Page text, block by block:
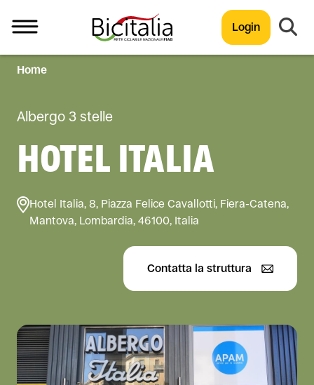
Login
TUTTO
Home
Albergo 3 stelle
HOTEL ITALIA
Hotel Italia, 8, Piazza Felice Cavallotti, Fiera-Catena,
Mantova, Lombardia, 46100, Italia
Contatta la struttura